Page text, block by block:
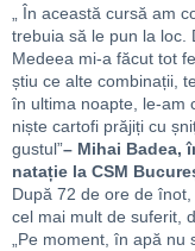
„ În această cursă am
trebuia să le pun la loc.
Medeea mi-a făcut tot
știu ce alte combinații,
în ultima noapte, le-am
niște cartofi prăjiți cu
gustul”– Mihai Badea,
natație la CSM
După 72 de ore de
cel mai mult de suferit,
„Pe moment, în apă